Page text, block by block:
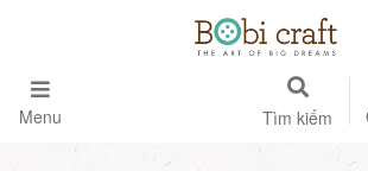
Menu Tìm kiếm